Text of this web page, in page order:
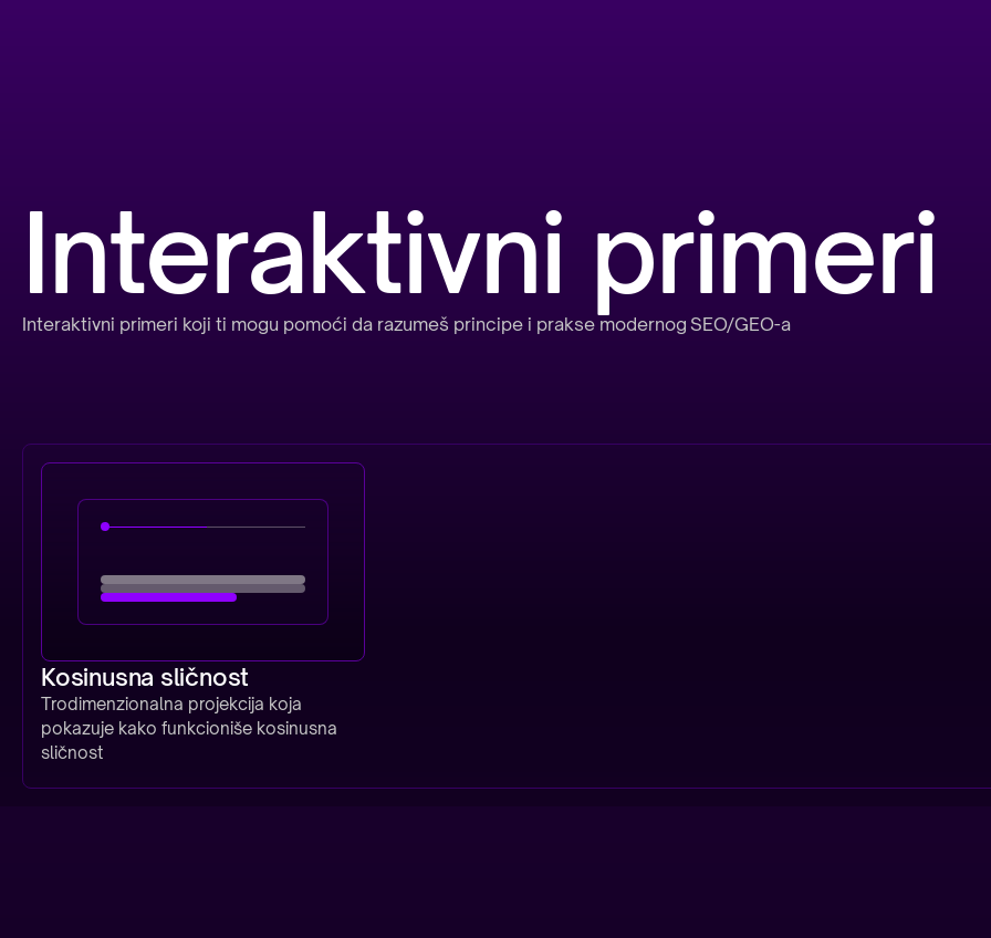
Interaktivni primeri
Interaktivni primeri koji ti mogu pomoći da razumeš principe i prakse modernog SEO/GEO-a
Kosinusna sličnost
Trodimenzionalna projekcija koja
pokazuje kako funkcioniše kosinusna
sličnost